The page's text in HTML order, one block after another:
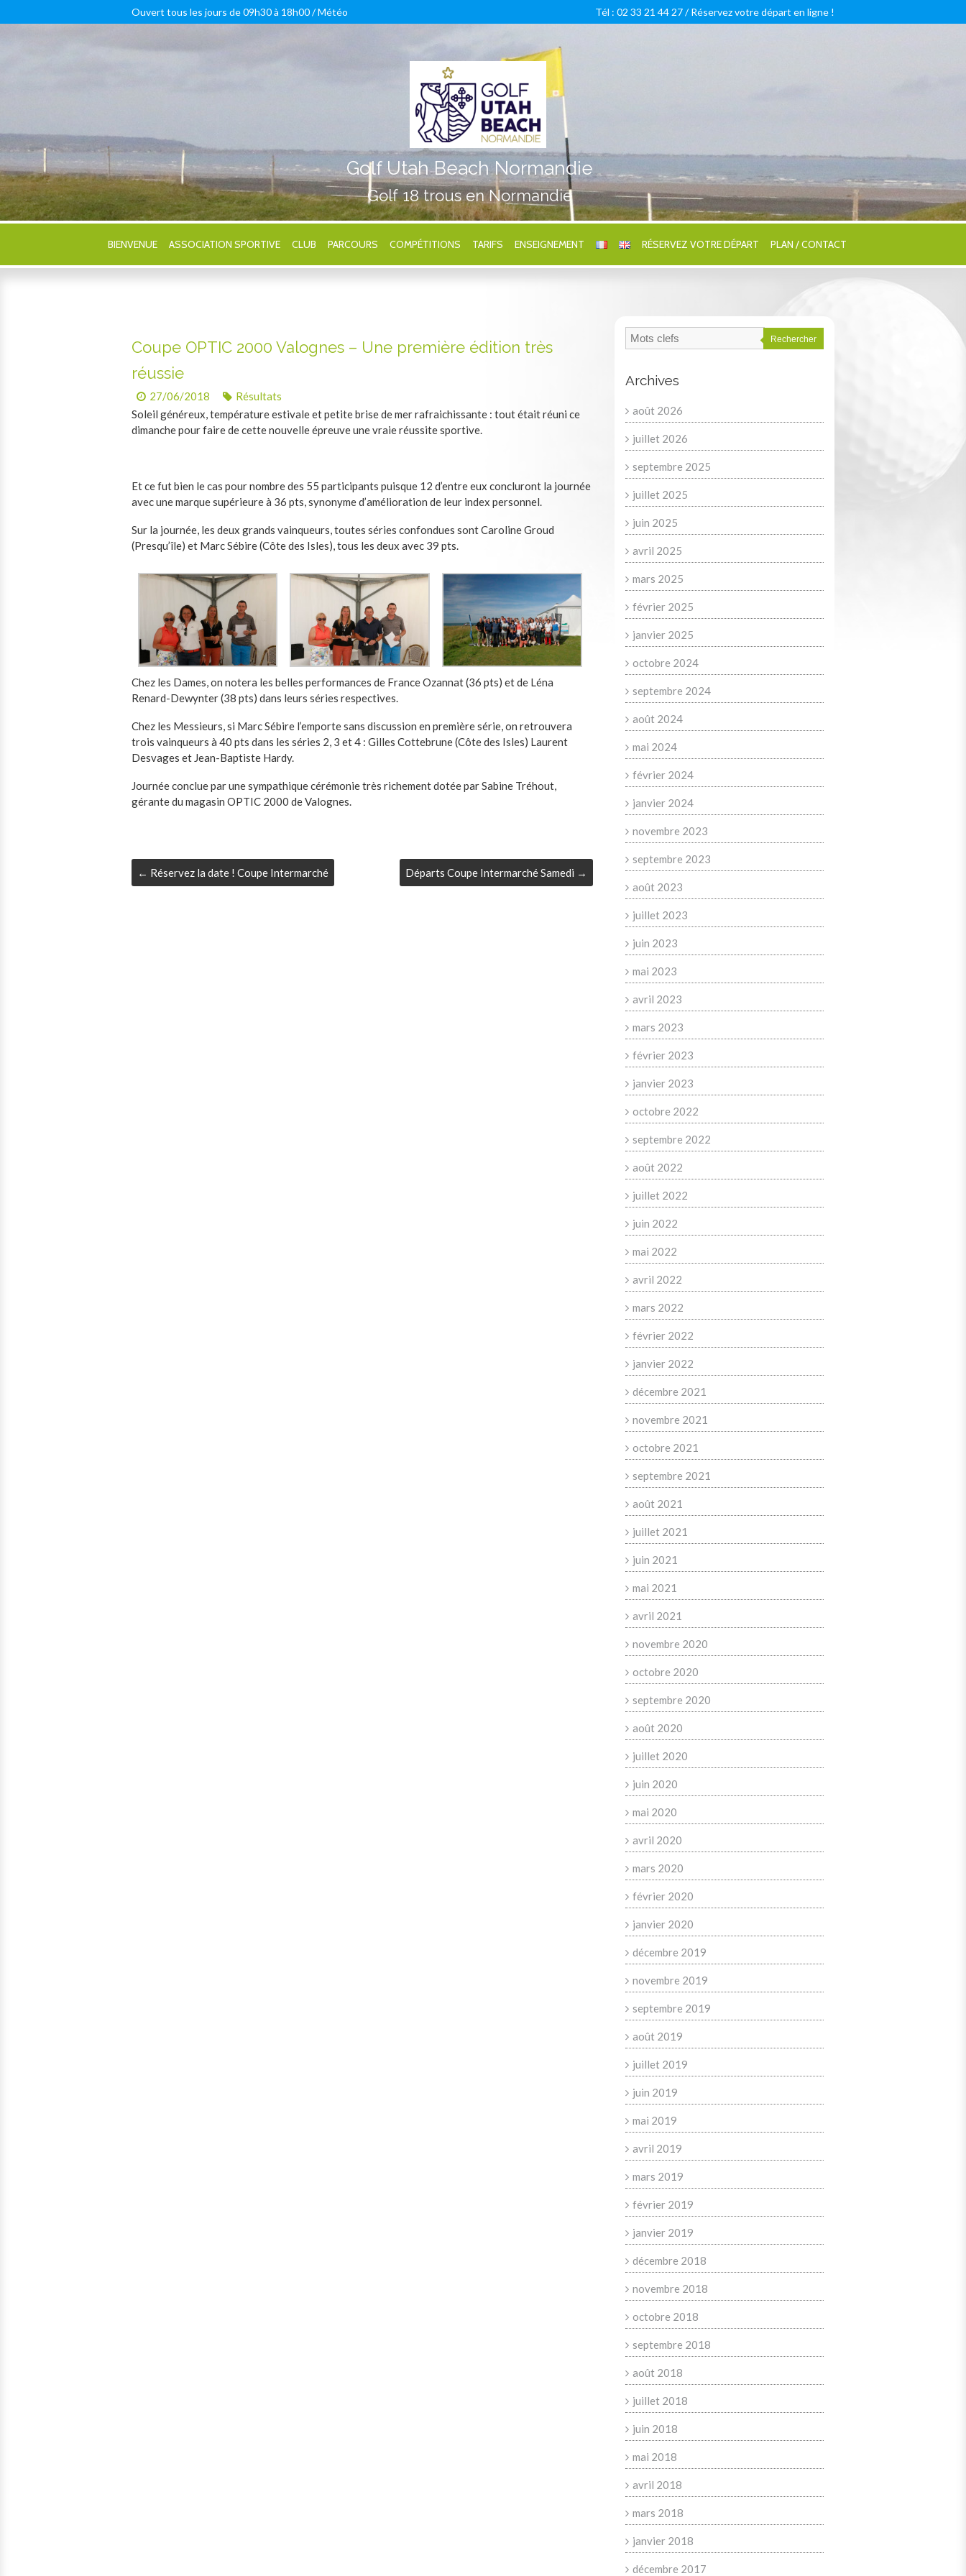
Golf Utah Beach Normandie
Golf 18 trous en Normandie
Tél : 02 33 21 44 27 /Réservez votre départ en ligne !
Ouvert tous les jours de 09h30 à 18h00 /Météo
BIENVENUE ASSOCIATION SPORTIVE CLUB PARCOURS COMPÉTITIONS TARIFS ENSEIGNEMENT RÉSERVEZ VOTRE DÉPART PLAN / CONTACT
Coupe OPTIC 2000 Valognes – Une première édition très
réussie
27/06/2018
Résultats
Soleil généreux, température estivale et petite brise de mer rafraichissante : tout était réuni ce
dimanche pour faire de cette nouvelle épreuve une vraie réussite sportive.
Et ce fut bien le cas pour nombre des 55 participants puisque 12 d’entre eux concluront la journée
avec une marque supérieure à 36 pts, synonyme d’amélioration de leur index personnel.
Sur la journée, les deux grands vainqueurs, toutes séries confondues sont Caroline Groud
(Presqu’île) et Marc Sébire (Côte des Isles), tous les deux avec 39 pts.
Chez les Dames, on notera les belles performances de France Ozannat (36 pts) et de Léna
Renard-Dewynter (38 pts) dans leurs séries respectives.
Chez les Messieurs, si Marc Sébire l’emporte sans discussion en première série, on retrouvera
trois vainqueurs à 40 pts dans les séries 2, 3 et 4 : Gilles Cottebrune (Côte des Isles) Laurent
Desvages et Jean-Baptiste Hardy.
Journée conclue par une sympathique cérémonie très richement dotée par Sabine Tréhout,
gérante du magasin OPTIC 2000 de Valognes.
← Réservez la date ! Coupe Intermarché Départs Coupe Intermarché Samedi →
Rechercher
Archives
août 2026
juillet 2026
septembre 2025
juillet 2025
juin 2025
avril 2025
mars 2025
février 2025
janvier 2025
octobre 2024
septembre 2024
août 2024
mai 2024
février 2024
janvier 2024
novembre 2023
septembre 2023
août 2023
juillet 2023
juin 2023
mai 2023
avril 2023
mars 2023
février 2023
janvier 2023
octobre 2022
septembre 2022
août 2022
juillet 2022
juin 2022
mai 2022
avril 2022
mars 2022
février 2022
janvier 2022
décembre 2021
novembre 2021
octobre 2021
septembre 2021
août 2021
juillet 2021
juin 2021
mai 2021
avril 2021
novembre 2020
octobre 2020
septembre 2020
août 2020
juillet 2020
juin 2020
mai 2020
avril 2020
mars 2020
février 2020
janvier 2020
décembre 2019
novembre 2019
septembre 2019
août 2019
juillet 2019
juin 2019
mai 2019
avril 2019
mars 2019
février 2019
janvier 2019
décembre 2018
novembre 2018
octobre 2018
septembre 2018
août 2018
juillet 2018
juin 2018
mai 2018
avril 2018
mars 2018
janvier 2018
décembre 2017